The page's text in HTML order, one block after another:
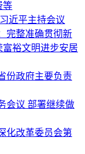
等
近平主持会议
完整准确贯彻新
裕文明进步安居
份政府主要负责
会议 部署继续做
化改革委员会第